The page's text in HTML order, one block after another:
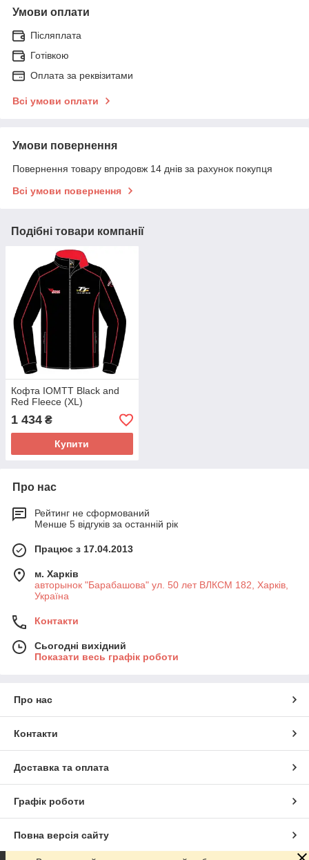
Умови оплати
Післяплата
Готівкою
Оплата за реквізитами
Всі умови оплати
Умови повернення
Повернення товару впродовж 14 днів за рахунок покупця
Всі умови повернення
Подібні товари компанії
Кофта IOMTT Black and
Red Fleece (XL)
1 434 ₴
Купити
Про нас
Рейтинг не сформований
Менше 5 відгуків за останній рік
Працює з 17.04.2013
м. Харків
авторынок "Барабашова" ул. 50 лет ВЛКСМ 182, Харків,
Україна
Контакти
Сьогодні вихідний
Показати весь графік роботи
Про нас
Контакти
Доставка та оплата
Графік роботи
Повна версія сайту